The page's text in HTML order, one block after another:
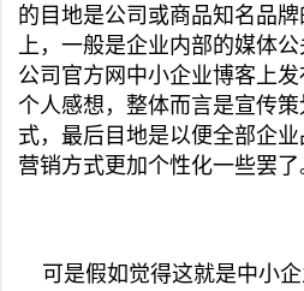
的目地是公司或商品知名品
上，一般是企业内部的媒体
公司官方网中小企业博客上
个人感想，整体而言是宣传
式，最后目地是以便全部企
营销方式更加个性化一些罢了
可是假如觉得这就是中小